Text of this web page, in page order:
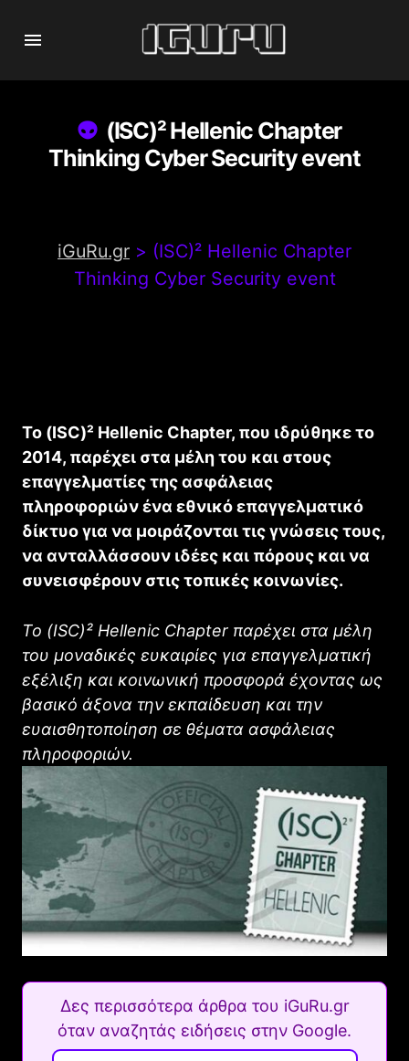
(ISC)² Hellenic Chapter
Thinking Cyber Security event
iGuRu.gr > (ISC)² Hellenic Chapter
Thinking Cyber Security event
Το (ISC)² Hellenic Chapter, που ιδρύθηκε το
2014, παρέχει στα μέλη του και στους
επαγγελματίες της ασφάλειας
πληροφοριών ένα εθνικό επαγγελματικό
δίκτυο για να μοιράζονται τις γνώσεις τους,
να ανταλλάσσουν ιδέες και πόρους και να
συνεισφέρουν στις τοπικές κοινωνίες.
Το (ISC)² Hellenic Chapter παρέχει στα μέλη
του μοναδικές ευκαιρίες για επαγγελματική
εξέλιξη και κοινωνική προσφορά έχοντας ως
βασικό άξονα την εκπαίδευση και την
ευαισθητοποίηση σε θέματα ασφάλειας
πληροφοριών.
Δες περισσότερα άρθρα του iGuRu.gr
όταν αναζητάς ειδήσεις στην Google.